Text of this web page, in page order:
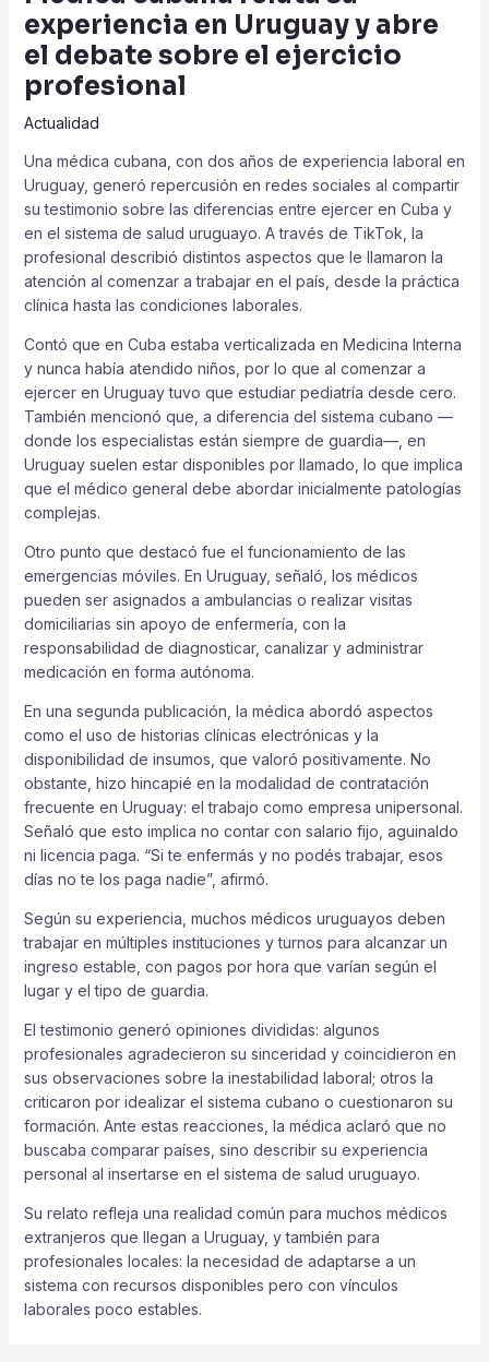
experiencia en Uruguay y abre
el debate sobre el ejercicio
profesional
Actualidad
Una médica cubana, con dos años de experiencia laboral en
Uruguay, generó repercusión en redes sociales al compartir
su testimonio sobre las diferencias entre ejercer en Cuba y
en el sistema de salud uruguayo. A través de TikTok, la
profesional describió distintos aspectos que le llamaron la
atención al comenzar a trabajar en el país, desde la práctica
clínica hasta las condiciones laborales.
Contó que en Cuba estaba verticalizada en Medicina Interna
y nunca había atendido niños, por lo que al comenzar a
ejercer en Uruguay tuvo que estudiar pediatría desde cero.
También mencionó que, a diferencia del sistema cubano —
donde los especialistas están siempre de guardia—, en
Uruguay suelen estar disponibles por llamado, lo que implica
que el médico general debe abordar inicialmente patologías
complejas.
Otro punto que destacó fue el funcionamiento de las
emergencias móviles. En Uruguay, señaló, los médicos
pueden ser asignados a ambulancias o realizar visitas
domiciliarias sin apoyo de enfermería, con la
responsabilidad de diagnosticar, canalizar y administrar
medicación en forma autónoma.
En una segunda publicación, la médica abordó aspectos
como el uso de historias clínicas electrónicas y la
disponibilidad de insumos, que valoró positivamente. No
obstante, hizo hincapié en la modalidad de contratación
frecuente en Uruguay: el trabajo como empresa unipersonal.
Señaló que esto implica no contar con salario fijo, aguinaldo
ni licencia paga. “Si te enfermás y no podés trabajar, esos
días no te los paga nadie”, afirmó.
Según su experiencia, muchos médicos uruguayos deben
trabajar en múltiples instituciones y turnos para alcanzar un
ingreso estable, con pagos por hora que varían según el
lugar y el tipo de guardia.
El testimonio generó opiniones divididas: algunos
profesionales agradecieron su sinceridad y coincidieron en
sus observaciones sobre la inestabilidad laboral; otros la
criticaron por idealizar el sistema cubano o cuestionaron su
formación. Ante estas reacciones, la médica aclaró que no
buscaba comparar países, sino describir su experiencia
personal al insertarse en el sistema de salud uruguayo.
Su relato refleja una realidad común para muchos médicos
extranjeros que llegan a Uruguay, y también para
profesionales locales: la necesidad de adaptarse a un
sistema con recursos disponibles pero con vínculos
laborales poco estables.